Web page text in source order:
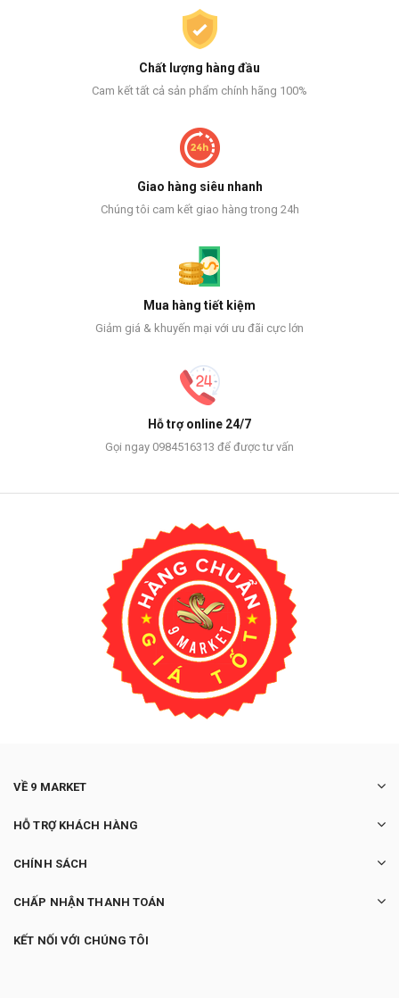
Chất lượng hàng đầu
Cam kết tất cả sản phẩm chính hãng 100%
Giao hàng siêu nhanh
Chúng tôi cam kết giao hàng trong 24h
Mua hàng tiết kiệm
Giảm giá & khuyến mại với ưu đãi cực lớn
Hỗ trợ online 24/7
Gọi ngay 0984516313 để được tư vấn
VỀ 9 MARKET
HỖ TRỢ KHÁCH HÀNG
CHÍNH SÁCH
CHẤP NHẬN THANH TOÁN
KẾT NỐI VỚI CHÚNG TÔI